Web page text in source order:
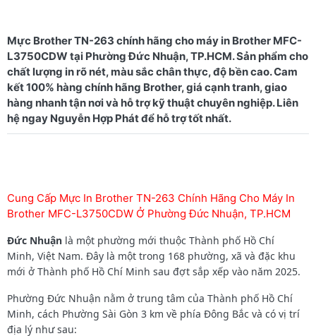
Mực Brother TN-263 chính hãng cho máy in Brother MFC-
L3750CDW tại Phường Đức Nhuận, TP.HCM. Sản phẩm cho
chất lượng in rõ nét, màu sắc chân thực, độ bền cao. Cam
kết 100% hàng chính hãng Brother, giá cạnh tranh, giao
hàng nhanh tận nơi và hỗ trợ kỹ thuật chuyên nghiệp. Liên
Cung Cấp Mực In Brother TN-263 Chính Hãng Cho Máy In
Brother MFC-L3750CDW Ở Phường Đức Nhuận, TP.HCM
Đức Nhuận là một phường mới thuộc Thành phố Hồ Chí
Minh, Việt Nam. Đây là một trong 168 phường, xã và đặc khu
mới ở Thành phố Hồ Chí Minh sau đợt sắp xếp vào năm 2025.
Phường Đức Nhuận nằm ở trung tâm của Thành phố Hồ Chí
Minh, cách Phường Sài Gòn 3 km về phía Đông Bắc và có vị trí
địa lý như sau: